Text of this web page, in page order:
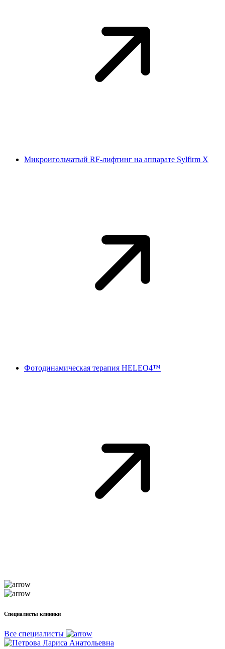
Микроигольчатый RF-лифтинг на аппарате Sylfirm X
Фотодинамическая терапия HELEO4™
Специалисты клиники
Все специалисты